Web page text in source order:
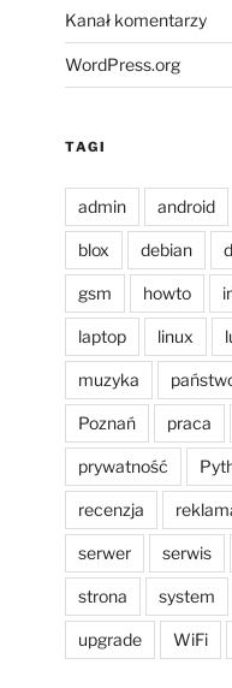
Kanał komentarzy
WordPress.org
TAGI
admin android
blox debian
gsm howto
laptop linux
muzyka
Poznań praca
prywatność
recenzja
serwer serwis
strona system
upgrade WiFi